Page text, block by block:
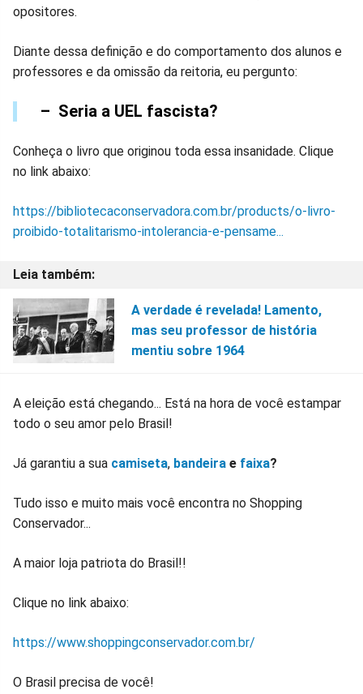
opositores.
Diante dessa definição e do comportamento dos alunos e
professores e da omissão da reitoria, eu pergunto:
– Seria a UEL fascista?
Conheça o livro que originou toda essa insanidade. Clique
no link abaixo:
https://bibliotecaconservadora.com.br/products/o-livro-
proibido-totalitarismo-intolerancia-e-pensame...
A verdade é revelada! Lamento,
mas seu professor de história
mentiu sobre 1964
A eleição está chegando... Está na hora de você estampar
todo o seu amor pelo Brasil!
Já garantiu a sua camiseta, bandeira e faixa?
Tudo isso e muito mais você encontra no Shopping
Conservador...
A maior loja patriota do Brasil!!
Clique no link abaixo:
https://www.shoppingconservador.com.br/
O Brasil precisa de você!